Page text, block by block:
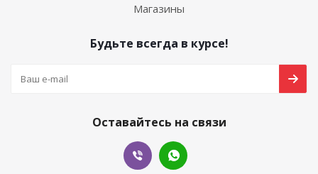
Магазины
Будьте всегда в курсе!
Оставайтесь на связи